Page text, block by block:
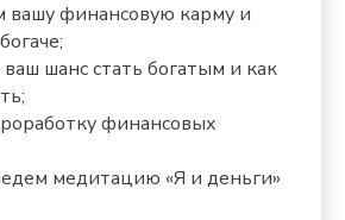
финансовую карму и
шанс стать богатым и как
финансовых
медитацию «Я и деньги»